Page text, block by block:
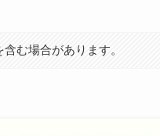
む場合があります。